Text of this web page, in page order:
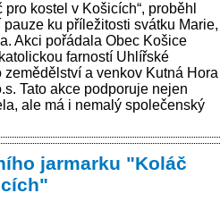
kostel v Košicích“, proběhl
ku příležitosti svátku Marie,
Akci pořádala Obec Košice
farností Uhlířské
a venkov Kutná Hora
Tato akce podporuje nejen
ale má i nemalý společenský
jarmarku "Koláč